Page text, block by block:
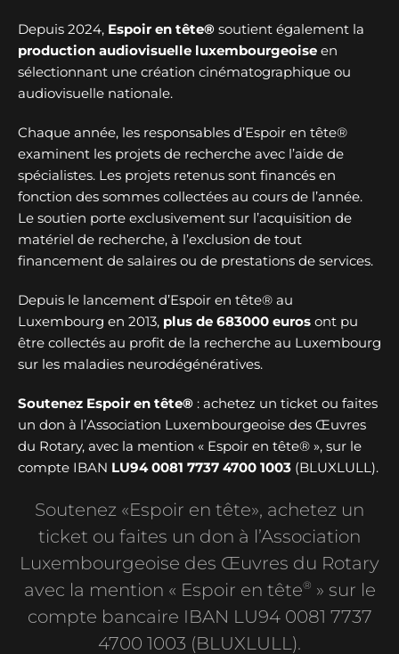
Depuis 2024, Espoir en tête® soutient également la
production audiovisuelle luxembourgeoise en
sélectionnant une création cinématographique ou
audiovisuelle nationale.
Chaque année, les responsables d’Espoir en tête®
examinent les projets de recherche avec l’aide de
spécialistes. Les projets retenus sont financés en
fonction des sommes collectées au cours de l’année.
Le soutien porte exclusivement sur l’acquisition de
matériel de recherche, à l’exclusion de tout
financement de salaires ou de prestations de services.
Depuis le lancement d’Espoir en tête® au
Luxembourg en 2013, plus de 683000 euros ont pu
être collectés au profit de la recherche au Luxembourg
sur les maladies neurodégénératives.
Soutenez Espoir en tête® : achetez un ticket ou faites
un don à l’Association Luxembourgeoise des Œuvres
du Rotary, avec la mention « Espoir en tête® », sur le
compte IBAN LU94 0081 7737 4700 1003 (BLUXLULL).
Soutenez «Espoir en tête», achetez un
ticket ou faites un don à l’Association
Luxembourgeoise des Œuvres du Rotary
avec la mention « Espoir en tête® » sur le
compte bancaire IBAN LU94 0081 7737
4700 1003 (BLUXLULL).